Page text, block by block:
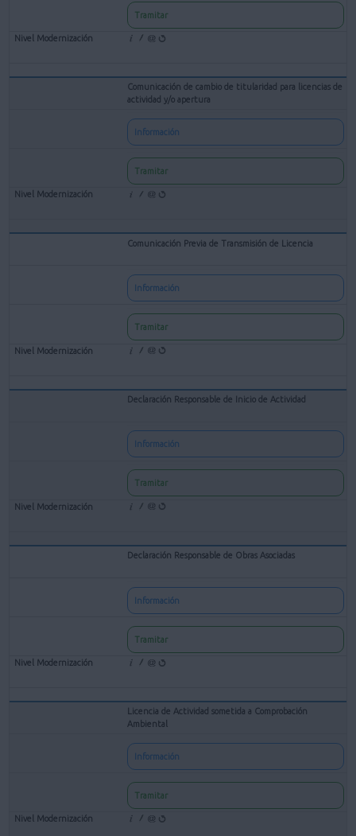
Tramitar
Comunicación de cambio de titularidad para licencias de
actividad y/o apertura
Información
Tramitar
Comunicación Previa de Transmisión de Licencia
Información
Tramitar
Declaración Responsable de Inicio de Actividad
Información
Tramitar
Declaración Responsable de Obras Asociadas
Información
Tramitar
Licencia de Actividad sometida a Comprobación
Ambiental
Información
Tramitar